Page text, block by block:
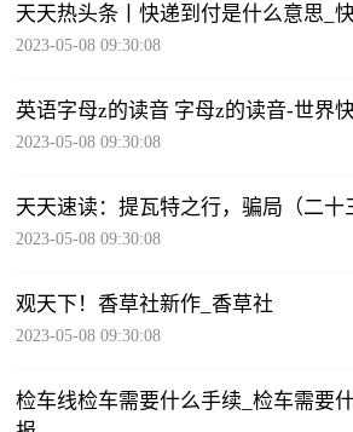
天天热头条丨快递到付是什么意思_
2023-05-08 09:30:08
英语字母z的读音 字母z的读音-世界
2023-05-08 09:30:08
天天速读：提瓦特之行，骗局（二十
2023-05-08 09:30:08
观天下！香草社新作_香草社
2023-05-08 09:30:08
检车线检车需要什么手续_检车需要